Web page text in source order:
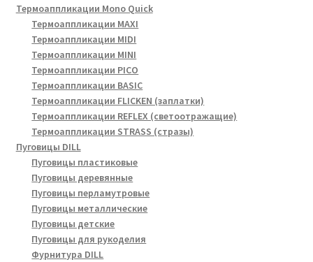
Термоаппликации Mono Quick
Термоаппликации MAXI
Термоаппликации MIDI
Термоаппликации MINI
Термоаппликации PICO
Термоаппликации BASIC
Термоаппликации FLICKEN (заплатки)
Термоаппликации REFLEX (светоотражащие)
Термоаппликации STRASS (стразы)
Пуговицы DILL
Пуговицы пластиковые
Пуговицы деревянные
Пуговицы перламутровые
Пуговицы металлические
Пуговицы детские
Пуговицы для рукоделия
Фурнитура DILL